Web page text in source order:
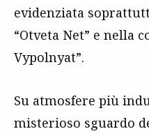
evidenziata
“Otveta Net” e nella
Vypolnyat”.
Su atmosfere più
misterioso sguardo